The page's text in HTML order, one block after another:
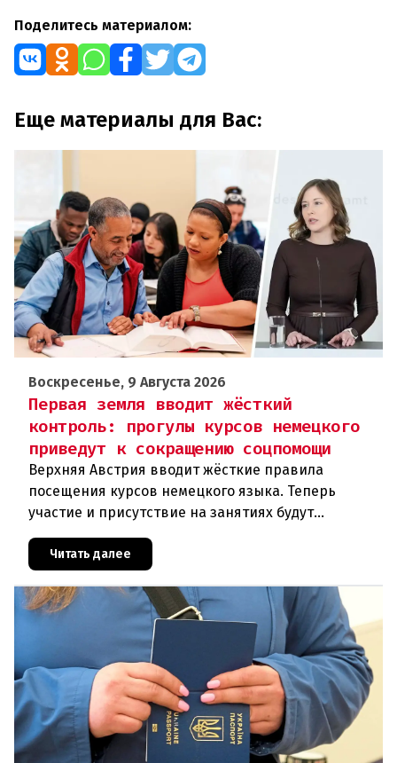
Поделитесь материалом:
Еще материалы для Вас:
Воскресенье, 9 Августа 2026
Первая земля вводит жёсткий
контроль: прогулы курсов немецкого
приведут к сокращению соцпомощи
Верхняя Австрия вводит жёсткие правила
посещения курсов немецкого языка. Теперь
участие и присутствие на занятиях будут
Те, кто без уважительной причины про
Читать далее